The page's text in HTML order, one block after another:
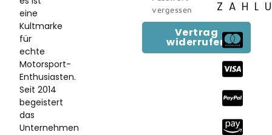
eine
Kultmarke
für
echte
Motorsport-
Enthusiasten.
Seit 2014
begeistert
das
Unternehmen
vergessen
Vertrag
widerrufen